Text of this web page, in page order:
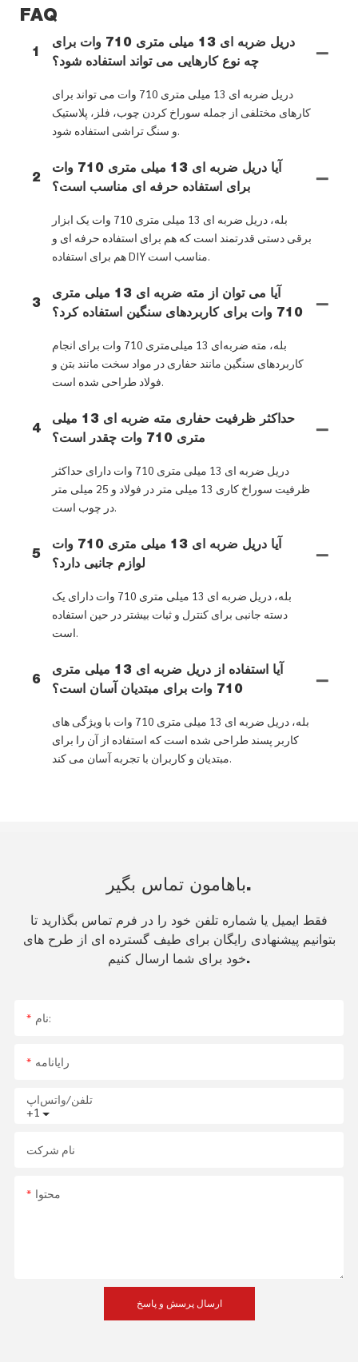
FAQ
1
دریل ضربه ای 13 میلی متری 710 وات برای
چه نوع کارهایی می تواند استفاده شود؟
دریل ضربه ای 13 میلی متری 710 وات می تواند برای
کارهای مختلفی از جمله سوراخ کردن چوب، فلز، پلاستیک
و سنگ تراشی استفاده شود.
2
آیا دریل ضربه ای 13 میلی متری 710 وات
برای استفاده حرفه ای مناسب است؟
بله، دریل ضربه ای 13 میلی متری 710 وات یک ابزار
برقی دستی قدرتمند است که هم برای استفاده حرفه ای و
هم برای استفاده DIY مناسب است.
3
آیا می توان از مته ضربه ای 13 میلی متری
710 وات برای کاربردهای سنگین استفاده کرد؟
بله، مته ضربه‌ای 13 میلی‌متری 710 وات برای انجام
کاربردهای سنگین مانند حفاری در مواد سخت مانند بتن و
فولاد طراحی شده است.
4
حداکثر ظرفیت حفاری مته ضربه ای 13 میلی
متری 710 وات چقدر است؟
دریل ضربه ای 13 میلی متری 710 وات دارای حداکثر
ظرفیت سوراخ کاری 13 میلی متر در فولاد و 25 میلی متر
در چوب است.
5
آیا دریل ضربه ای 13 میلی متری 710 وات
لوازم جانبی دارد؟
بله، دریل ضربه ای 13 میلی متری 710 وات دارای یک
دسته جانبی برای کنترل و ثبات بیشتر در حین استفاده
است.
6
آیا استفاده از دریل ضربه ای 13 میلی متری
710 وات برای مبتدیان آسان است؟
بله، دریل ضربه ای 13 میلی متری 710 وات با ویژگی های
کاربر پسند طراحی شده است که استفاده از آن را برای
مبتدیان و کاربران با تجربه آسان می کند.
باهامون تماس بگير.
فقط ایمیل یا شماره تلفن خود را در فرم تماس بگذارید تا
بتوانیم پیشنهادی رایگان برای طیف گسترده ای از طرح های
خود برای شما ارسال کنیم.
نام:
رایانامه
+1
تلفن/واتس‌اپ
نام شرکت
محتوا
ارسال پرسش و پاسخ